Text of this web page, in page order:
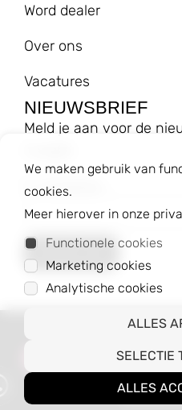
Word dealer
Over ons
Vacatures
NIEUWSBRIEF
Meld je aan voor de
E-mailadres
Algemene
We maken gebruik van
cookies.
Meer hierover in onze
Functionele cookies
Marketing cookies
Analytische cookies
ALLES
SELECTIE
ALLES